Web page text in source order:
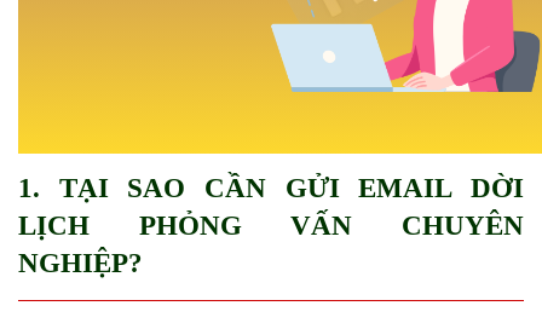
1. TẠI SAO CẦN GỬI EMAIL DỜI
LỊCH PHỎNG VẤN CHUYÊN
NGHIỆP?